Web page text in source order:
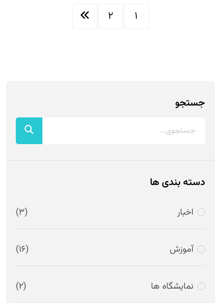
1
2
جستجو
دسته بندی ها
اخبار (3)
آموزش (16)
نمایشگاه ها (2)